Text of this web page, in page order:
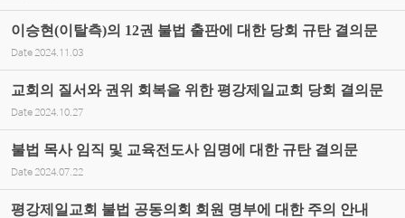
이승현(이탈측)의 12권 불법 출판에 대한 당회 규탄 결의문
Date 2024.11.03
교회의 질서와 권위 회복을 위한 평강제일교회 당회 결의문
Date 2024.10.27
불법 목사 임직 및 교육전도사 임명에 대한 규탄 결의문
Date 2024.07.22
평강제일교회 불법 공동의회 회원 명부에 대한 주의 안내